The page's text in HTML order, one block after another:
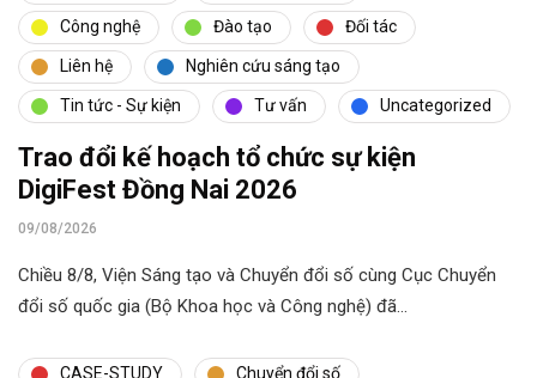
Công nghệ Đào tạo Đối tác
Liên hệ Nghiên cứu sáng tạo
Tin tức - Sự kiện Tư vấn Uncategorized
Trao đổi kế hoạch tổ chức sự kiện
DigiFest Đồng Nai 2026
09/08/2026
Chiều 8/8, Viện Sáng tạo và Chuyển đổi số cùng Cục Chuyển
đổi số quốc gia (Bộ Khoa học và Công nghệ) đã…
CASE-STUDY Chuyển đổi số